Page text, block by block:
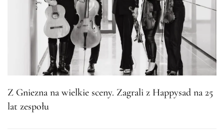
Z Gniezna na wielkie sceny. Zagrali z Happysad na 25
lat zespołu